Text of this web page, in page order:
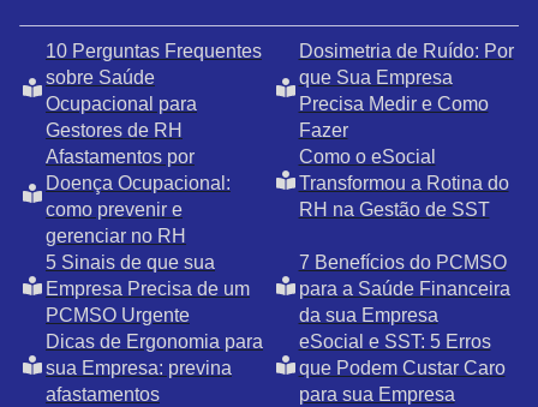
10 Perguntas Frequentes
sobre Saúde
Ocupacional para
Gestores de RH
Dosimetria de Ruído: Por
que Sua Empresa
Precisa Medir e Como
Fazer
Afastamentos por
Doença Ocupacional:
como prevenir e
gerenciar no RH
Como o eSocial
Transformou a Rotina do
RH na Gestão de SST
5 Sinais de que sua
Empresa Precisa de um
PCMSO Urgente
7 Benefícios do PCMSO
para a Saúde Financeira
da sua Empresa
Dicas de Ergonomia para
sua Empresa: previna
afastamentos
eSocial e SST: 5 Erros
que Podem Custar Caro
para sua Empresa